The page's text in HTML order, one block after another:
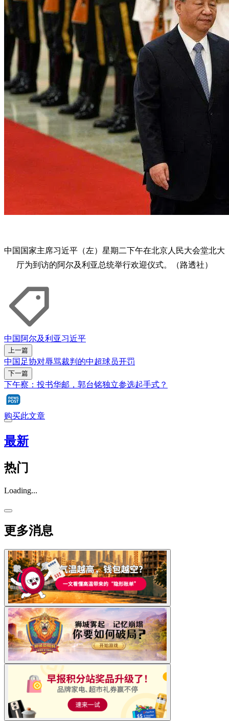
中国国家主席习近平（左）星期二下午在北京人民大会堂北大
厅为到访的阿尔及利亚总统举行欢迎仪式。（路透社）
中国 阿尔及利亚习近平
上一篇
中国足协对辱骂裁判的中超球员开罚
下一篇
下午察：投书华邮，郭台铭独立参选起手式？
购买此文章
最新
热门
Loading...
更多消息